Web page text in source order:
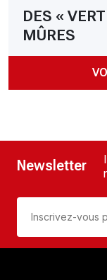
DES «
MÛRES
Newsletter